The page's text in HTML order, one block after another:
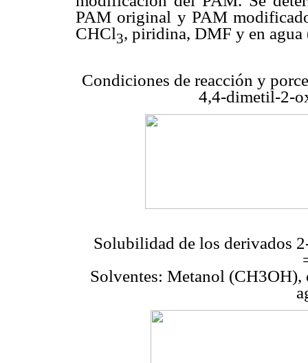
PAM original y PAM
CHCl3, piridina, DMF y en agua
Condiciones de reacción y
4,4-dimetil-2-
Solubilidad de los derivados
Solventes: Metanol